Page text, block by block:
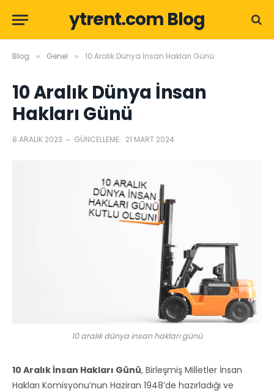
ytrent.com Blog
Blog » Genel » 10 Aralık Dünya İnsan Hakları Günü
10 Aralık Dünya İnsan
Hakları Günü
8 ARALIK 2023 GÜNCELLEME: 21 MART 2024
10 aralık dünya insan hakları günü
10 Aralık İnsan Hakları Günü, Birleşmiş Milletler İnsan
Hakları Komisyonu’nun Haziran 1948’de hazırladığı ve